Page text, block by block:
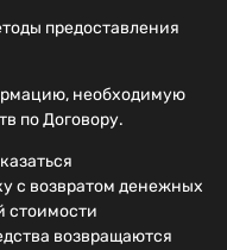
предоставления
необходимую
по Договору.
с возвратом денежных
стоимости
возвращаются